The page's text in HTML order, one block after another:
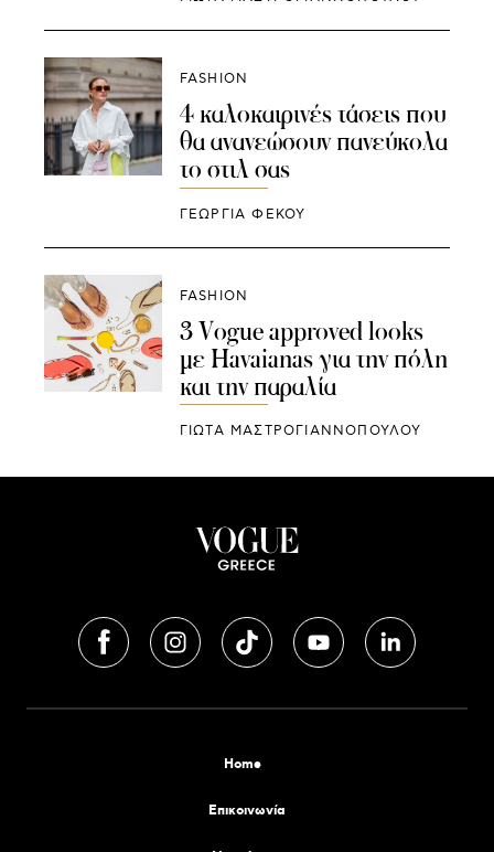
FASHION
4 καλοκαιρινές τάσεις που
θα ανανεώσουν πανεύκολα
το στιλ σας
ΓΕΩΡΓΙΑ ΦΕΚΟΥ
FASHION
3 Vogue approved looks
με Havaianas για την πόλη
και την παραλία
ΓΙΩΤΑ ΜΑΣΤΡΟΓΙΑΝΝΟΠΟΥΛΟΥ
Home
Επικοινωνία